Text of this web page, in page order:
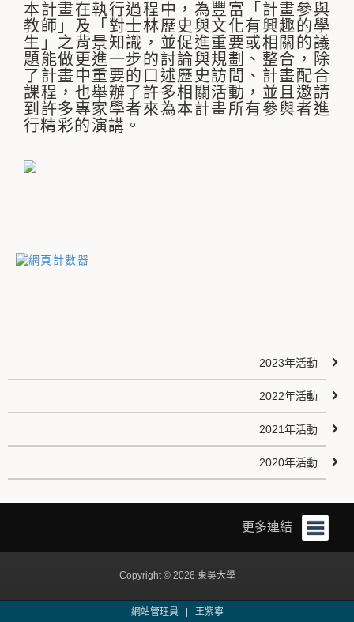
本計畫在執行過程中，為豐富「計畫參與
教師」及「對士林歷史與文化有興趣的學
生」之背景知識，並促進重要或相關的議
題能做更進一步的討論與規劃、整合，除
了計畫中重要的口述歷史訪問、計畫配合
課程，也舉辦了許多相關活動，並且邀請
到許多專家學者來為本計畫所有參與者進
行精彩的演講。
2023年活動
2022年活動
2021年活動
2020年活動
更多連結
Copyright © 2026 東吳大學
網站管理員 | 王紫寧